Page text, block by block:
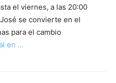
el viernes, a las 20:00
se convierte en el
para el cambio
en …